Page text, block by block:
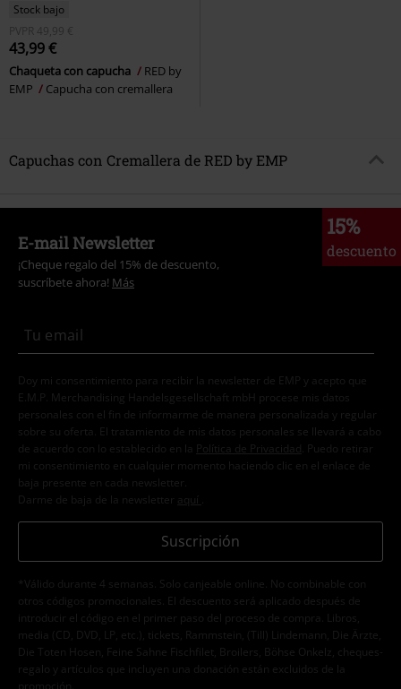
Stock bajo
PVPR 49,99 €
43,99 €
Chaqueta con capucha
RED by
EMP
Capucha con cremallera
Capuchas con Cremallera de RED by EMP
15%
descuento
E-mail Newsletter
¡Cheque regalo del 15% de descuento,
suscríbete ahora! Más
Doy mi consentimiento para recibir la newsletter de EMP y acepto que
E.M.P. Merchandising Handelsgesellschaft mbH procese mis datos
personales con el fin de informarme de manera personalizada y regular
sobre su oferta. El tratamiento de mis datos personales se llevará a cabo
de acuerdo con lo establecido en la
Política de Privacidad . Puedo retirar
mi consentimiento en cualquier momento haciendo clic en el enlace de
baja presente en cada newsletter.
Darme de baja de la newsletter
aquí
Suscripción
*Válido durante 4 semanas. Solo canjeable online. No combinable con
otros códigos promocionales. El descuento será aplicado después de
introducir el código en el primer paso del proceso de compra. Libros,
media (CD, DVD, LP, etc.), tickets, Rammstein, (Till) Lindemann, Die Ärzte,
Die Toten Hosen, Feine Sahne Fischfilet, Broilers, Böhse Onkelz, cheques-
regalo y artículos que incluyen una donación están excluidos de la
promoción.